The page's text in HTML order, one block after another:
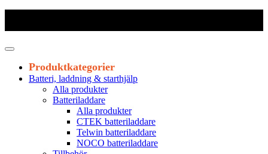
Produktkategorier
Batteri, laddning & starthjälp
Alla produkter
Batteriladdare
Alla produkter
CTEK batteriladdare
Telwin batteriladdare
NOCO batteriladdare